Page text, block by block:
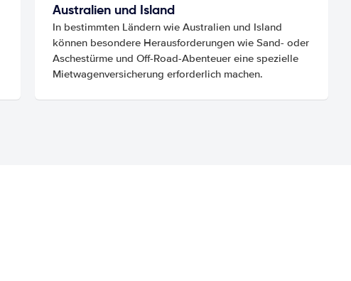
Australien und Island
In bestimmten Ländern wie Australien und Island
können besondere Herausforderungen wie Sand- oder
Aschestürme und Off-Road-Abenteuer eine spezielle
Mietwagenversicherung erforderlich machen.